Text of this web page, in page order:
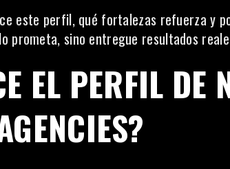
este perfil, qué fortalezas refuerza y
prometa, sino entregue resultados
EL PERFIL DE